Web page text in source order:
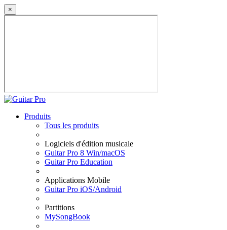
×
Produits
Tous les produits
Logiciels d'édition musicale
Guitar Pro 8 Win/macOS
Guitar Pro Education
Applications Mobile
Guitar Pro iOS/Android
Partitions
MySongBook